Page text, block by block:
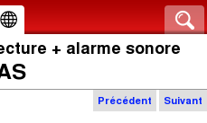
+ alarme sonore
Précédent Suivant